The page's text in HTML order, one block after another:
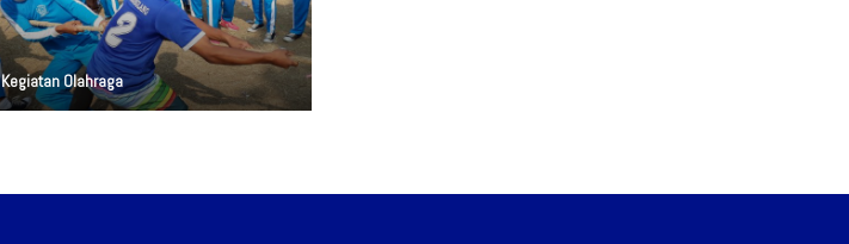
Kegiatan Olahraga